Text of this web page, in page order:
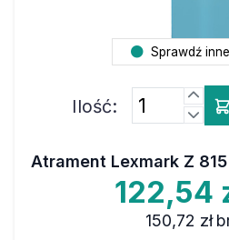
Sprawdź
Ilość:
Atrament Lexmark Z
122,54
150,72 zł